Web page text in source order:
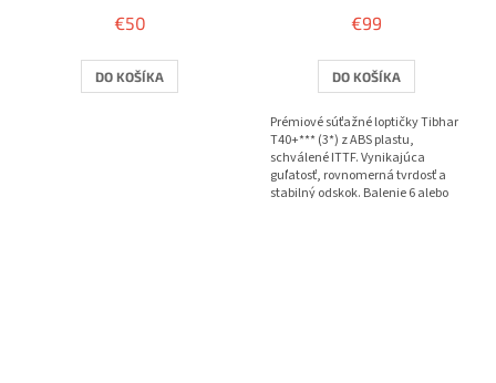
€50
DO KOŠÍKA
€99
DO KOŠÍKA
Prémiové súťažné loptičky Tibhar
T40+*** (3*) z ABS plastu,
schválené ITTF. Vynikajúca
guľatosť, rovnomerná tvrdosť a
stabilný odskok. Balenie 6 alebo